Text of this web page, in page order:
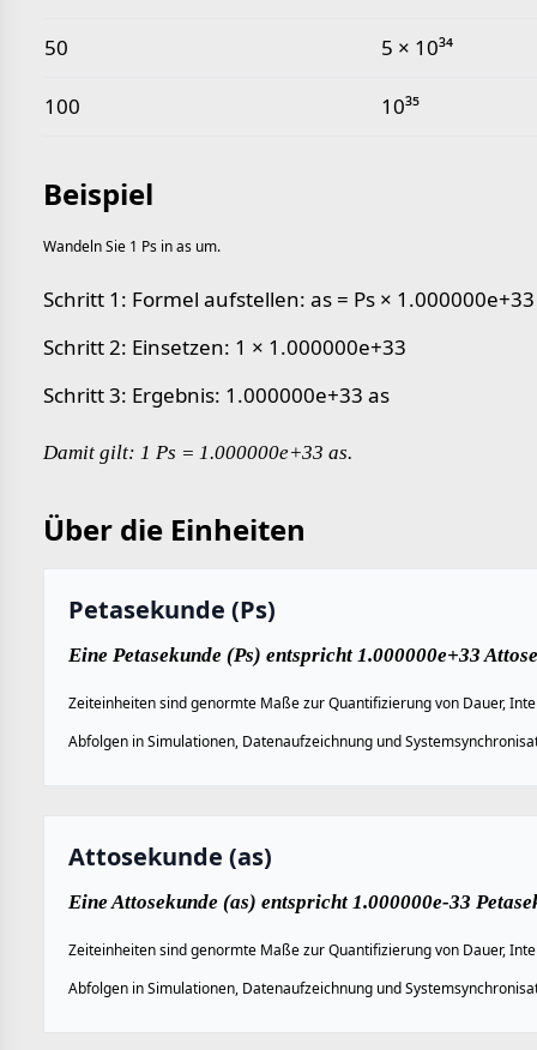
50 5 × 10³⁴
100 10³⁵
Beispiel
Wandeln Sie 1 Ps in as um.
Schritt 1: Formel aufstellen: as = Ps × 1.000000e+33
Schritt 2: Einsetzen: 1 × 1.000000e+33
Schritt 3: Ergebnis: 1.000000e+33 as
Damit gilt: 1 Ps = 1.000000e+33 as.
Über die Einheiten
Petasekunde (Ps)
Eine Petasekunde (Ps) entspricht 1.000000e+33
Zeiteinheiten sind genormte Maße zur Quantifizierung von Dauer,
Abfolgen in Simulationen, Datenaufzeichnung und
Attosekunde (as)
Eine Attosekunde (as) entspricht 1.000000e-33
Zeiteinheiten sind genormte Maße zur Quantifizierung von Dauer,
Abfolgen in Simulationen, Datenaufzeichnung und